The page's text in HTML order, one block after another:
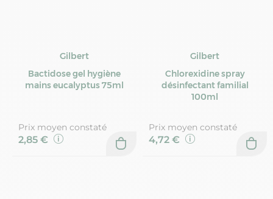
Gilbert
Bactidose gel hygiène
mains eucalyptus 75ml
Prix moyen constaté
2,85 €
Gilbert
Chlorexidine spray
désinfectant familial
100ml
Prix moyen constaté
4,72 €